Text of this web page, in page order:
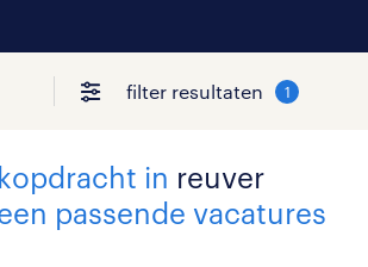
filter resultaten 1
in reuver
passende vacatures